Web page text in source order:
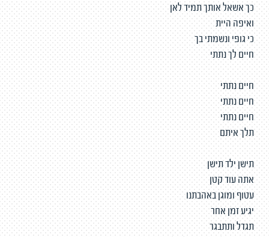
כך אשאל אותך תמיד לאן
ואיפה היית
כי גופי ונשמתי בך
חיים לך נתתי
חיים נתתי
חיים נתתי
חיים נתתי
תלך איתם
תישן ילד תישן
אתה עוד קטן
עטוף ומוגן באהבתנו
יגיע זמן אחר
תגדל ותתבגר